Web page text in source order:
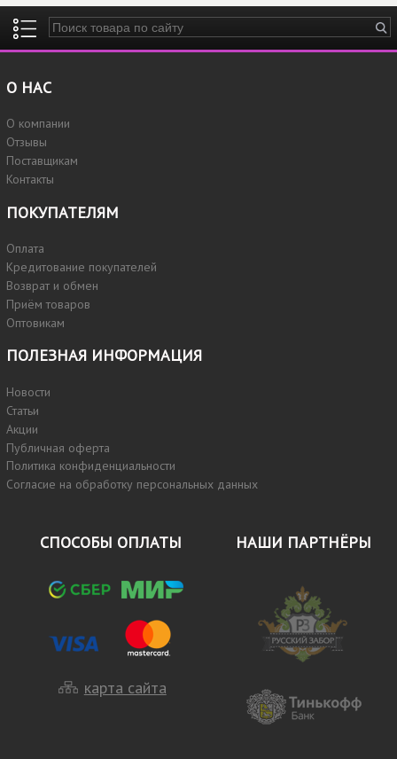
Введите ключевые слова для поиска
О НАС
О компании
Отзывы
Поставщикам
Контакты
ПОКУПАТЕЛЯМ
Оплата
Кредитование покупателей
Возврат и обмен
Приём товаров
Оптовикам
ПОЛЕЗНАЯ ИНФОРМАЦИЯ
Новости
Статьи
Акции
Публичная оферта
Политика конфиденциальности
Согласие на обработку персональных данных
СПОСОБЫ ОПЛАТЫ
карта сайта
НАШИ ПАРТНЁРЫ